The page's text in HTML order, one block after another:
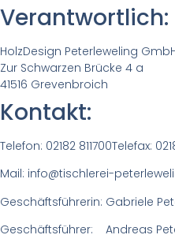
Verantwortlich:
HolzDesign Peterleweling
Zur Schwarzen Brücke 4 a
41516 Grevenbroich
Kontakt:
Telefon: 02182 811700Telefax:
Mail: info@tischlerei-
Geschäftsführerin: Gabriele
Geschäftsführer: Andreas